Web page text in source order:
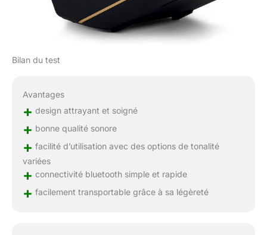
Bilan du test
Avantages
+ design attrayant et soigné
+ bonne qualité sonore
+ facilité d’utilisation avec des options de tonalité
variées
+ connectivité bluetooth simple et rapide
+ facilement transportable grâce à sa légèreté